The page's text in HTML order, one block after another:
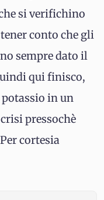
si verifichino
conto che gli
sempre dato il
qui finisco,
potassio in un
pressochè
cortesia